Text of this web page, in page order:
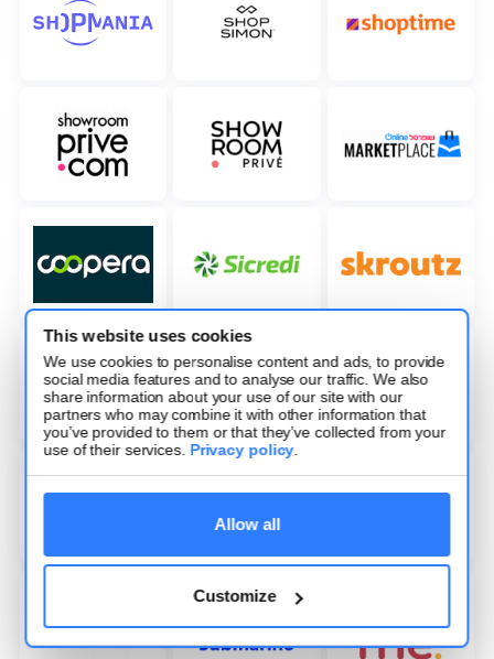
This website uses cookies
We use cookies to personalise content and ads, to provide
social media features and to analyse our traffic. We also
share information about your use of our site with our
partners who may combine it with other information that
you’ve provided to them or that they’ve collected from your
use of their services. Privacy policy.
Allow all
Customize